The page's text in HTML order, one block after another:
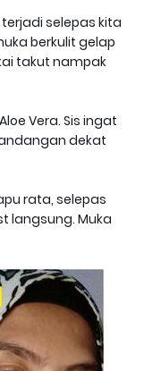
selepas kita
berkulit gelap
takut nampak
Vera. Sis ingat
dekat
rata, selepas
langsung. Muka